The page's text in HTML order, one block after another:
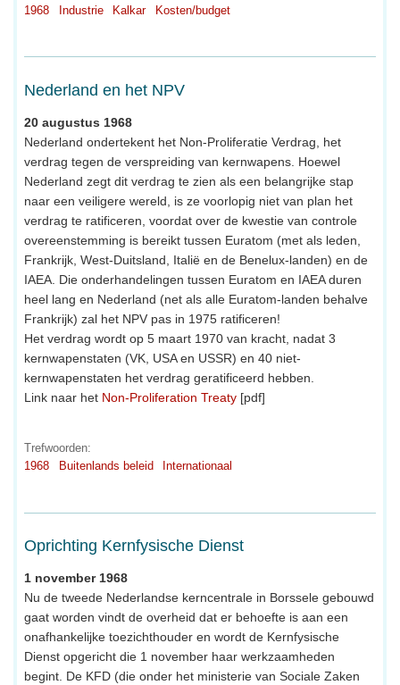
1968
Industrie Kalkar Kosten/budget
Nederland en het NPV
20 augustus 1968
Nederland ondertekent het Non-Proliferatie Verdrag, het
verdrag tegen de verspreiding van kernwapens. Hoewel
Nederland zegt dit verdrag te zien als een belangrijke stap
naar een veiligere wereld, is ze voorlopig niet van plan het
verdrag te ratificeren, voordat over de kwestie van controle
overeenstemming is bereikt tussen Euratom (met als leden,
Frankrijk, West-Duitsland, Italië en de Benelux-landen) en de
IAEA. Die onderhandelingen tussen Euratom en IAEA duren
heel lang en Nederland (net als alle Euratom-landen behalve
Frankrijk) zal het NPV pas in 1975 ratificeren!
Het verdrag wordt op 5 maart 1970 van kracht, nadat 3
kernwapenstaten (VK, USA en USSR) en 40 niet-
kernwapenstaten het verdrag geratificeerd hebben.
Link naar het Non-Proliferation Treaty [pdf]
Trefwoorden:
1968
Buitenlands beleid Internationaal
Oprichting Kernfysische Dienst
1 november 1968
Nu de tweede Nederlandse kerncentrale in Borssele gebouwd
gaat worden vindt de overheid dat er behoefte is aan een
onafhankelijke toezichthouder en wordt de Kernfysische
Dienst opgericht die 1 november haar werkzaamheden
begint. De KFD (die onder het ministerie van Sociale Zaken